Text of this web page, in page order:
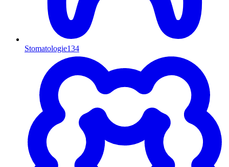
Stomatologie134